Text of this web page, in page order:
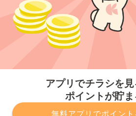
アプリでチラシを
ポイントが貯ま
無料アプリでポイント